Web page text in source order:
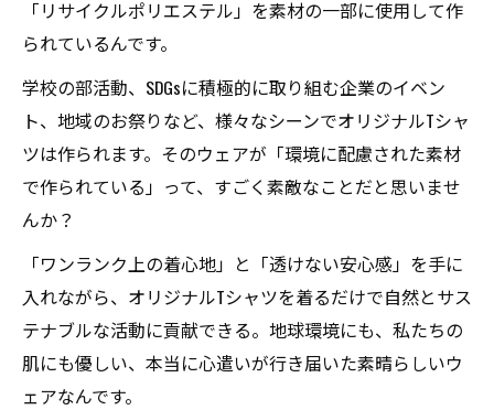
「リサイクルポリエステル」を素材の一部に使用して作
られているんです。
学校の部活動、SDGsに積極的に取り組む企業のイベン
ト、地域のお祭りなど、様々なシーンでオリジナルTシャ
ツは作られます。そのウェアが「環境に配慮された素材
で作られている」って、すごく素敵なことだと思いませ
んか？
「ワンランク上の着心地」と「透けない安心感」を手に
入れながら、オリジナルTシャツを着るだけで自然とサス
テナブルな活動に貢献できる。地球環境にも、私たちの
肌にも優しい、本当に心遣いが行き届いた素晴らしいウ
ェアなんです。